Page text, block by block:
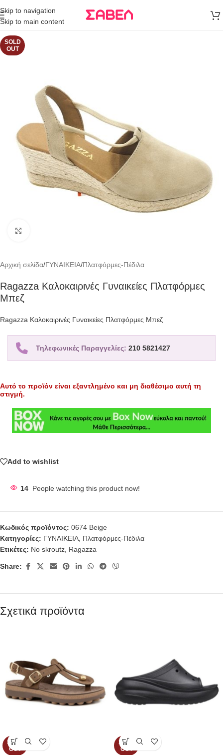
Skip to navigation
Skip to main content
άνω των 80€
Παραγγελία
SOLD
OUT
Αρχική σελίδα/ΓΥΝΑΙΚΕΙΑ/Πλατφόρμες-Πέδιλα
Ragazza Καλοκαιρινές Γυναικείες Πλατφόρμες
Μπεζ
Ragazza Καλοκαιρινές Γυναικείες Πλατφόρμες Μπεζ
Τηλεφωνικές Παραγγελίες: 210 5821427
Αυτό το προϊόν είναι εξαντλημένο και μη διαθέσιμο αυτή τη
στιγμή.
Add to wishlist
14 People watching this product now!
Κωδικός προϊόντος: 0674 Beige
Κατηγορίες: ΓΥΝΑΙΚΕΙΑ Πλατφόρμες-Πέδιλα
Ετικέτες: No skroutz Ragazza
Share:
Σχετικά προϊόντα
SOLD
OUT
SOLD
OUT